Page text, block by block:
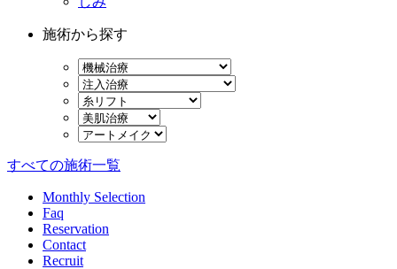
施術から探す
すべての施術一覧
Monthly Selection
Faq
Reservation
Contact
Recruit